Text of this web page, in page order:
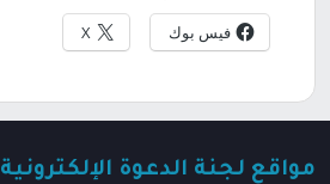
فيس بوك X
مواقع لجنة الدعوة الإلكترونية